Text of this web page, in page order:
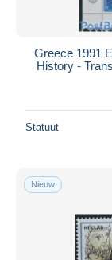
Greece 1991
History -
Statuut
Nieuw